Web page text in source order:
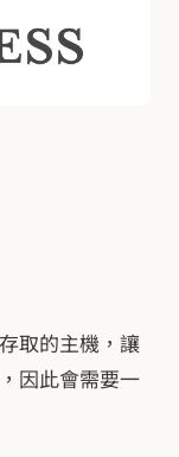
取的主機，讓
因此會需要一